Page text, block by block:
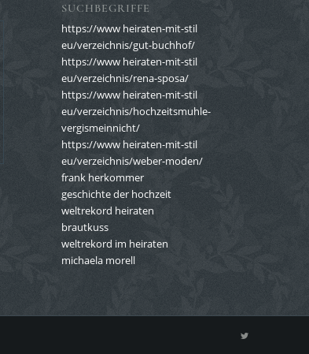
SUCHBEGRIFFE
https://www heiraten-mit-stil
eu/verzeichnis/gut-buchhof/
https://www heiraten-mit-stil
eu/verzeichnis/rena-sposa/
https://www heiraten-mit-stil
eu/verzeichnis/hochzeitsmuhle-
vergismeinnicht/
https://www heiraten-mit-stil
eu/verzeichnis/weber-moden/
frank herkommer
geschichte der hochzeit
weltrekord heiraten
brautkuss
weltrekord im heiraten
michaela morell